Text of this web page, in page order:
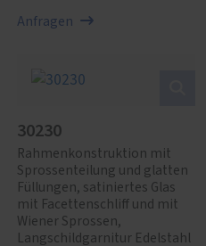
Anfragen
30230
Rahmenkonstruktion mit
Sprossenteilung und glatten
Füllungen, satiniertes Glas
mit Facettenschliff und mit
Wiener Sprossen,
Langschildgarnitur Edelstahl